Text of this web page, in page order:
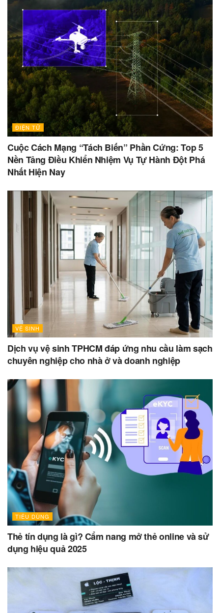
ĐIỆN TỬ
Cuộc Cách Mạng “Tách Biến” Phần Cứng: Top 5
Nền Tảng Điều Khiển Nhiệm Vụ Tự Hành Đột Phá
Nhất Hiện Nay
VỆ SINH
Dịch vụ vệ sinh TPHCM đáp ứng nhu cầu làm sạch
chuyên nghiệp cho nhà ở và doanh nghiệp
TIÊU DÙNG
Thẻ tín dụng là gì? Cẩm nang mở thẻ online và sử
dụng hiệu quả 2025